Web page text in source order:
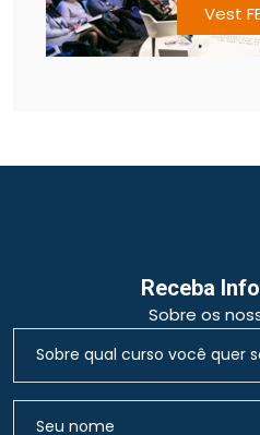
Vest
Receba
Sobre os